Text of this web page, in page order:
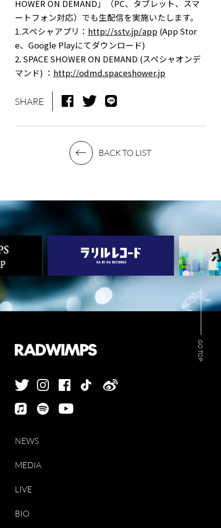
MUSIC
VIDEO
ARCHIVES
WIMP'S REPO
STAFF DIARY
CONTACT
HOWER ON DEMAND」（PC、タブレット、スマ
ートフォン対応）でも生配信を実施いたします。
1.スペシャアプリ： http://sstv.jp/app (App Stor
e、Google Playにてダウンロード)
2. SPACE SHOWER ON DEMAND (スペシャオンデ
マンド) ： http://odmd.spaceshower.jp
SHARE
BACK TO LIST
GO TOP
NEWS
MEDIA
LIVE
BIO